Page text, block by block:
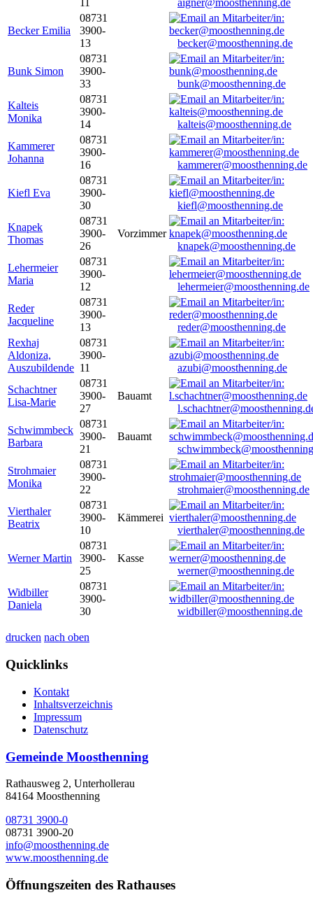
aigner@moosthenning.de
Becker Emilia
08731
3900-
13
becker@moosthenning.de
Bunk Simon
08731
3900-
33
bunk@moosthenning.de
Kalteis
Monika
08731
3900-
14
kalteis@moosthenning.de
Kammerer
Johanna
08731
3900-
16
kammerer@moosthenning.de
Kiefl Eva
08731
3900-
30
kiefl@moosthenning.de
Knapek
Thomas
08731
3900-
26
Vorzimmer
knapek@moosthenning.de
Lehermeier
Maria
08731
3900-
12
lehermeier@moosthenning.de
Reder
Jacqueline
08731
3900-
13
reder@moosthenning.de
Rexhaj
Aldoniza,
Auszubildende
08731
3900-
11
azubi@moosthenning.de
Schachtner
Lisa-Marie
08731
3900-
27
Bauamt
Schwimmbeck
Barbara
08731
3900-
21
Bauamt
Strohmaier
Monika
08731
3900-
22
strohmaier@moosthenning.de
Vierthaler
Beatrix
08731
3900-
10
Kämmerei
vierthaler@moosthenning.de
Werner Martin
08731
3900-
25
Kasse
werner@moosthenning.de
Widbiller
Daniela
08731
3900-
30
widbiller@moosthenning.de
drucken nach oben
Quicklinks
Kontakt
Inhaltsverzeichnis
Impressum
Datenschutz
Gemeinde Moosthenning
Rathausweg 2, Unterhollerau
84164 Moosthenning
08731 3900-0
08731 3900-20
info@moosthenning.de
www.moosthenning.de
Öffnungszeiten des Rathauses